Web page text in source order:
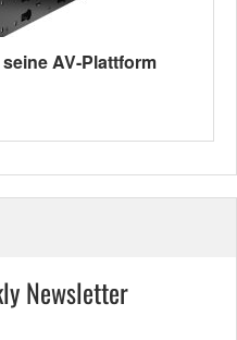
AV-Plattform
Newsletter